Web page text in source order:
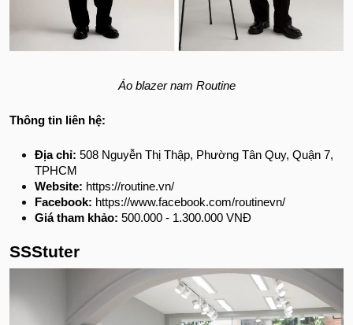
Áo blazer nam Routine
Thông tin liên hệ:
Địa chỉ: 508 Nguyễn Thị Thập, Phường Tân Quy, Quận 7,
TPHCM
Website: https://routine.vn/
Facebook: https://www.facebook.com/routinevn/
Giá tham khảo: 500.000 - 1.300.000 VNĐ
SSStuter